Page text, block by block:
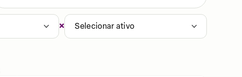
× Selecionar ativo